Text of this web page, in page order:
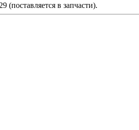
в запчасти).